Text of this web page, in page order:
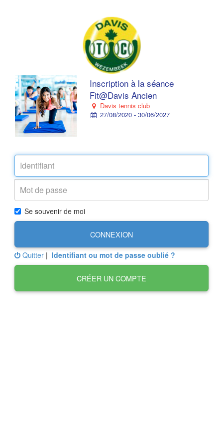
Inscription à la séance
Fit@Davis Ancien
Davis tennis club
27/08/2020 - 30/06/2027
Se souvenir de moi
CONNEXION
Quitter | Identifiant ou mot de passe oublié ?
CRÉER UN COMPTE